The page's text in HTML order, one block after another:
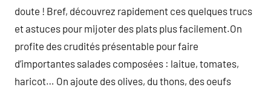
doute ! Bref, découvrez rapidement ces quelques trucs
et astuces pour mijoter des plats plus facilement.On
profite des crudités présentable pour faire
d’importantes salades composées : laitue, tomates,
haricot… On ajoute des olives, du thons, des oeufs